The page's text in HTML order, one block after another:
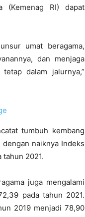
(Kemenag RI) dapat
umat beragama,
dan menjaga
dalam jalurnya,”
tumbuh kembang
naiknya Indeks
tahun 2021.
juga mengalami
pada tahun 2021.
2019 menjadi 78,90